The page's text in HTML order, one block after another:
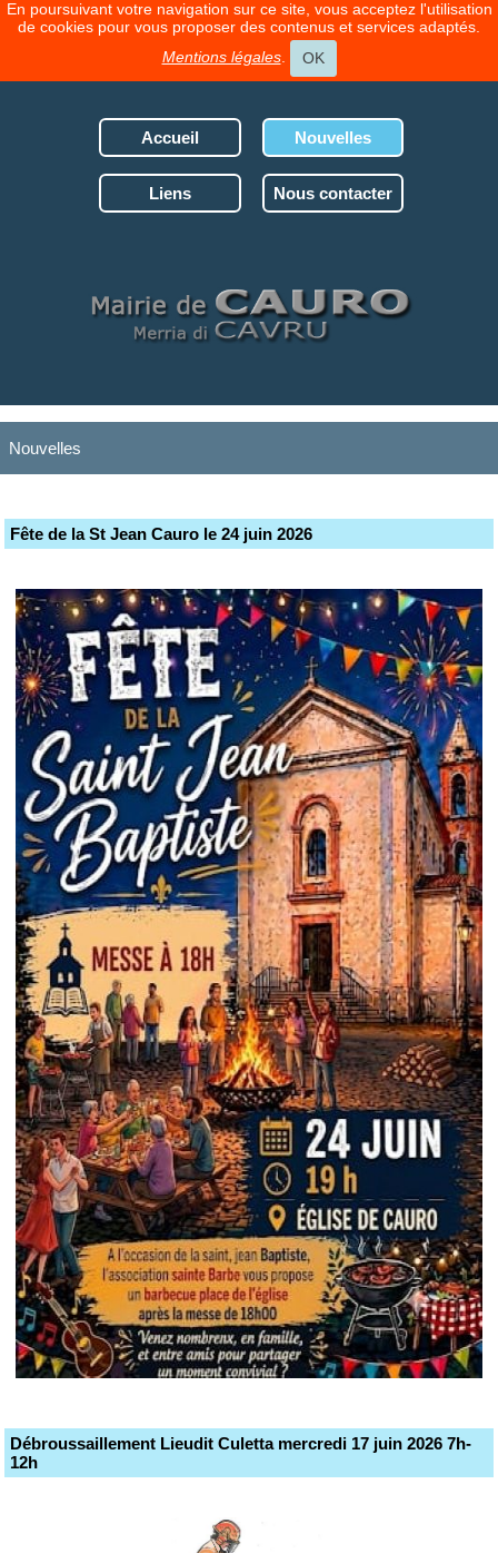
En poursuivant votre navigation sur ce site, vous acceptez l'utilisation
de cookies pour vous proposer des contenus et services adaptés.
Mentions légales. OK
Accueil Nouvelles
Liens Nous contacter
Nouvelles
Fête de la St Jean Cauro le 24 juin 2026
Débroussaillement Lieudit Culetta mercredi 17 juin 2026 7h-
12h